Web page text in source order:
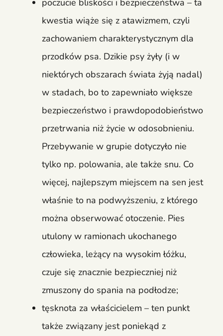
kwestia wiąże się z atawizmem, czyli
zachowaniem charakterystycznym dla
przodków psa. Dzikie psy żyły (i w
niektórych obszarach świata żyją nadal)
w stadach, bo to zapewniało większe
bezpieczeństwo i prawdopodobieństwo
przetrwania niż życie w odosobnieniu.
Przebywanie w grupie dotyczyło nie
tylko np. polowania, ale także snu. Co
więcej, najlepszym miejscem na sen jest
właśnie to na podwyższeniu, z którego
można obserwować otoczenie. Pies
utulony w ramionach ukochanego
człowieka, leżący na wysokim łóżku,
czuje się znacznie bezpieczniej niż
zmuszony do spania na podłodze;
tęsknota za właścicielem – ten punkt
także związany jest poniekąd z